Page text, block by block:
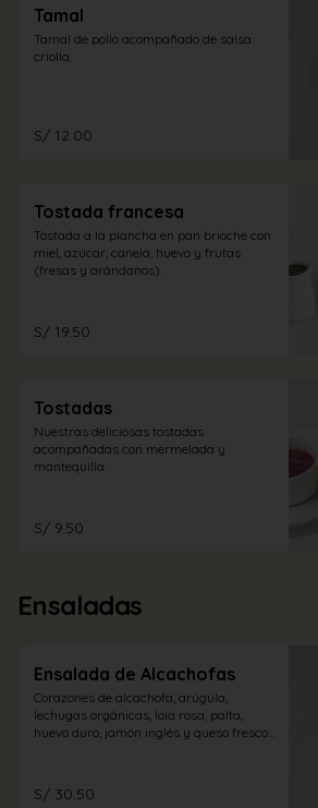
Tamal
Tamal de pollo acompañado de salsa
criolla.
S/ 12.00
Tostada francesa
Tostada a la plancha en pan brioche con
miel, azúcar, canela, huevo y frutas
(fresas y arándanos).
S/ 19.50
Tostadas
Nuestras deliciosas tostadas
acompañadas con mermelada y
mantequilla.
S/ 9.50
Ensaladas
Ensalada de Alcachofas
Corazones de alcachofa, arúgula,
lechugas orgánicas, lola rosa, palta,
huevo duro, jamón inglés y queso fresco
S/ 30.50